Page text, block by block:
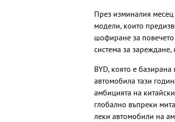
През изминалия месец
модели, които
шофиране за повечето
система за
BYD, която е
автомобила тази
амбицията на
глобално въпреки
леки автомобили на